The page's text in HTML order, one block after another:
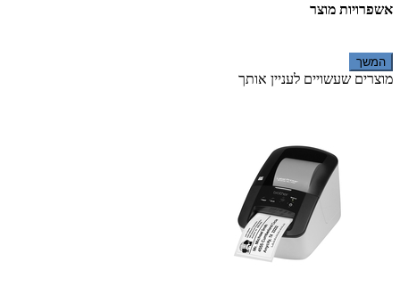
אשפרויות מוצר
המשך
מוצרים שעשויים לעניין אותך